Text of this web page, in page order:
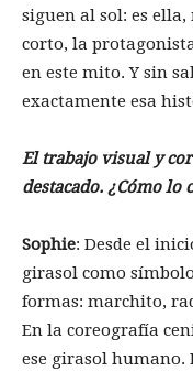
siguen al sol: es
corto, la
en este mito. Y sin
exactamente esa
El trabajo visual y
destacado. ¿Cómo lo
Sophie: Desde el
girasol como
formas: marchito,
En la coreografía
ese girasol